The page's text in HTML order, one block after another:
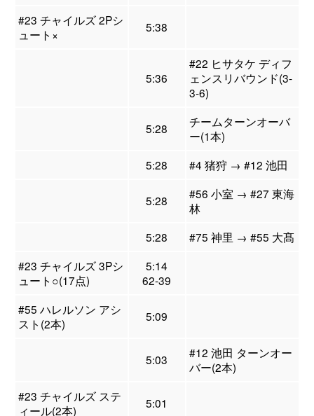
#23 チャイルズ 2Pシ
ュート×
5:38
5:36
#22 ヒサタケ ディフ
ェンスリバウンド(3-
3-6)
5:28
チームターンオーバ
ー(1本)
5:28
#4 猪狩 → #12 池田
5:28
#56 小室 → #27 東海
林
5:28
#75 神里 → #55 大髙
#23 チャイルズ 3Pシ
ュート○(17点)
5:14
62-39
#55 ハレルソン アシ
スト(2本)
5:09
5:03
#12 池田 ターンオー
バー(2本)
#23 チャイルズ ステ
ィール(2本)
5:01